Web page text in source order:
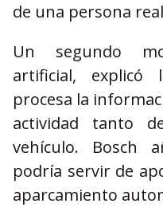
de una persona
Un segundo
artificial, explicó
procesa la
actividad tanto
vehículo. Bosch
podría servir de
aparcamiento